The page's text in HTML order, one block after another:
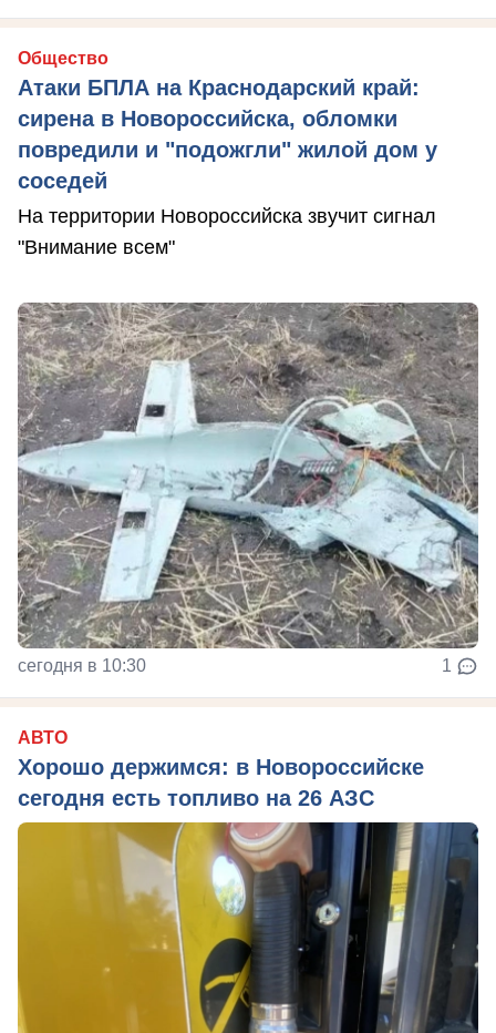
Общество
Атаки БПЛА на Краснодарский край:
сирена в Новороссийска, обломки
повредили и "подожгли" жилой дом у
соседей
На территории Новороссийска звучит сигнал
"Внимание всем"
сегодня в 10:30 1
АВТО
Хорошо держимся: в Новороссийске
сегодня есть топливо на 26 АЗС